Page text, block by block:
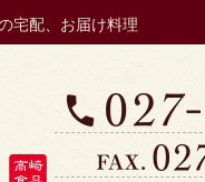
宅配、お届け料理
NIKUZENのこだわり